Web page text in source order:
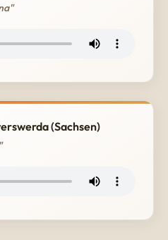
(Sachsen)